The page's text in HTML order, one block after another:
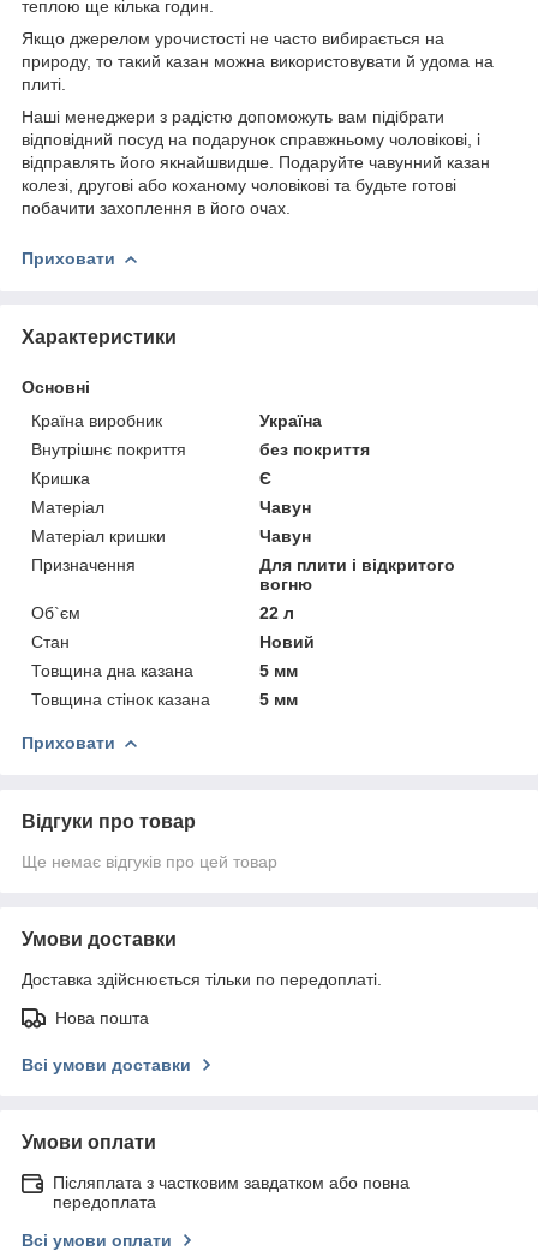
теплою ще кілька годин.
Якщо джерелом урочистості не часто вибирається на
природу, то такий казан можна використовувати й удома на
плиті.
Наші менеджери з радістю допоможуть вам підібрати
відповідний посуд на подарунок справжньому чоловікові, і
відправлять його якнайшвидше. Подаруйте чавунний казан
колезі, другові або коханому чоловікові та будьте готові
побачити захоплення в його очах.
Приховати
Характеристики
Основні
Країна виробник
Україна
Внутрішнє покриття
без покриття
Кришка
Є
Матеріал
Чавун
Матеріал кришки
Чавун
Призначення
Для плити і відкритого
вогню
Об`єм
22 л
Стан
Новий
Товщина дна казана
5 мм
Товщина стінок казана
5 мм
Приховати
Відгуки про товар
Ще немає відгуків про цей товар
Умови доставки
Доставка здійснюється тільки по передоплаті.
Нова пошта
Всі умови доставки
Умови оплати
Післяплата з частковим завдатком або повна
передоплата
Всі умови оплати